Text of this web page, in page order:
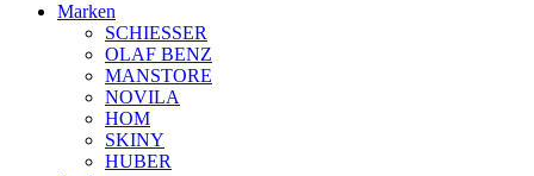
Marken
SCHIESSER
OLAF BENZ
MANSTORE
NOVILA
HOM
SKINY
HUBER